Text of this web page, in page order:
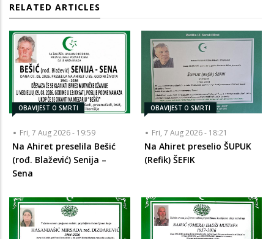
RELATED ARTICLES
OBAVIJEST O SMRTI
Fri, 7 Aug 2026 - 19:59
Na Ahiret preselila Bešić
(rođ. Blažević) Senija –
Sena
OBAVIJEST O SMRTI
Fri, 7 Aug 2026 - 18:21
Na Ahiret preselio ŠUPUK
(Refik) ŠEFIK